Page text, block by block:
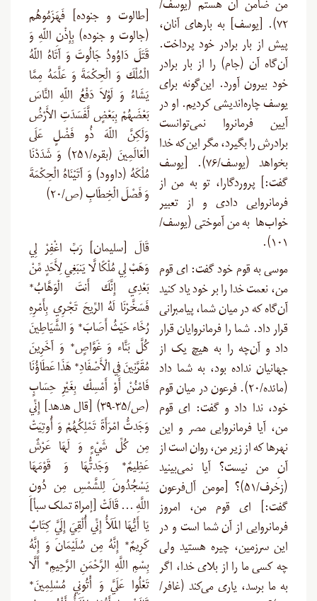
من ضامن آن هستم (یوسف/
۷۲). [یوسف] به بارهای آنان،
پیش از بار برادر خود پرداخت.
آن‌گاه آن (جام) را از بار برادر
خود بیرون آورد. این‌گونه برای
یوسف چاره‌اندیشی کردیم. او در
آیین فرمانروا نمی‌توانست
برادرش را بگیرد، مگر این‌که خدا
بخواهد (یوسف/۷۶). [یوسف
گفت:] پروردگارا، تو به من از
فرمانروایی دادی و از تعبیر
خواب‌ها به من آموختی (یوسف/
۱۰۱).
موسی به قوم خود گفت: ای قوم
من، نعمت خدا را بر خود یاد کنید
آن‌گاه که در میان شما، پیامبرانی
قرار داد. شما را فرمانروایان قرار
داد و آن‌چه را به هیچ یک از
جهانیان نداده بود، به شما داد
(مائده/۲۰). فرعون در میان قوم
خود، ندا داد و گفت: ای قوم
من، آیا فرمانروایی مصر و این
نهرها که از زیر من، روان است از
آنِ من نیست؟ آیا نمی‌بینید
(زخرف/۵۱)؟ [مومن آل‌فرعون
گفت:] ای قوم من، امروز
فرمانروایی از آن شما است و در
این سرزمین، چیره هستید ولی
چه کسی ما را از بلای خدا، اگر
به ما برسد، یاری می‌کند (غافر/
[طالوت و جنوده] فَهَزَمُوهُم
(جالوت و جنوده) بِإِذْنِ اللّهِ وَ
قَتَلَ دَاوُودُ جَالُوتَ وَ آتَاهُ اللّهُ
الْمُلْكَ وَ الْحِكْمَةَ وَ عَلَّمَهُ مِمَّا
يَشَاءُ وَ لَوْلاَ دَفْعُ اللّهِ النَّاسَ
بَعْضَهُمْ بِبَعْضٍ لَّفَسَدَتِ الأَرْضُ
وَلَكِنَّ اللّهَ ذُو فَضْلٍ عَلَى
الْعَالَمِينَ (بقره/۲۵۱) وَ شَدَدْنَا
مُلْكَهُ (داوود) وَ آتَيْنَاهُ الْحِكْمَةَ
وَ فَصْلَ الْخِطَابِ (ص/۲۰)
قَالَ [سلیمان] رَبِّ اغْفِرْ لِي
وَهَبْ لِي مُلْكًا لَّا يَنبَغِي لِأَحَدٍ مِّنْ
بَعْدِي إِنَّكَ أَنتَ الْوَهَّابُ*
فَسَخَّرْنَا لَهُ الرِّيحَ تَجْرِي بِأَمْرِهِ
رُخَاء حَيْثُ أَصَابَ* وَ الشَّيَاطِينَ
كُلَّ بَنَّاء وَ غَوَّاصٍ* وَ آخَرِينَ
مُقَرَّنِينَ فِي الْأَصْفَادِ* هَذَا عَطَاؤُنَا
فَامْنُنْ أَوْ أَمْسِكْ بِغَيْرِ حِسَابٍ
(ص/۳۵-۳۹) [قال هدهد] إِنِّي
وَجَدتُّ امْرَأَةً تَمْلِكُهُمْ وَ أُوتِيَتْ
مِن كُلِّ شَيْءٍ وَ لَهَا عَرْشٌ
عَظِيمٌ* وَجَدتُّهَا وَ قَوْمَهَا
يَسْجُدُونَ لِلشَّمْسِ مِن دُونِ
اللَّهِ … قَالَتْ [إمراة تملک سبأ]
يَا أَيُّهَا المَلَأُ إِنِّي أُلْقِيَ إِلَيَّ كِتَابٌ
كَرِيمٌ* إِنَّهُ مِن سُلَيْمَانَ وَ إِنَّهُ
بِسْمِ اللَّهِ الرَّحْمَنِ الرَّحِيمِ* أَلَّا
تَعْلُوا عَلَيَّ وَ أْتُونِي مُسْلِمِينَ*